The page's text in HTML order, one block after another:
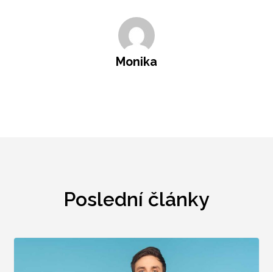
Monika
Poslední články